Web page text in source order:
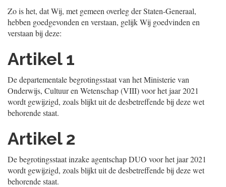
Zo is het, dat Wij, met gemeen overleg der Staten-Generaal,
hebben goedgevonden en verstaan, gelijk Wij goedvinden en
verstaan bij deze:
Artikel 1
De departementale begrotingsstaat van het Ministerie van
Onderwijs, Cultuur en Wetenschap (VIII) voor het jaar 2021
wordt gewijzigd, zoals blijkt uit de desbetreffende bij deze wet
behorende staat.
Artikel 2
De begrotingsstaat inzake agentschap DUO voor het jaar 2021
wordt gewijzigd, zoals blijkt uit de desbetreffende bij deze wet
behorende staat.